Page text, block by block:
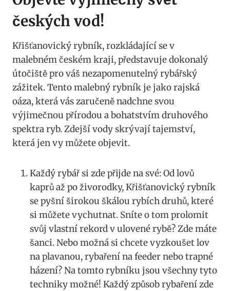
českých vod!
Křišťanovický rybník, rozkládající se v
malebném českém kraji, představuje dokonalý
útočiště pro váš nezapomenutelný rybářský
zážitek. Tento malebný rybník je jako rajská
oáza, která vás zaručeně nadchne svou
výjimečnou přírodou a bohatstvím druhového
spektra ryb. Zdejší vody skrývají tajemství,
která jen vy můžete objevit.
Každý rybář si zde přijde na své: Od lovů
kaprů až po živorodky, Křišťanovický rybník
se pyšní širokou škálou rybích druhů, které
si můžete vychutnat. Sníte o tom prolomit
svůj vlastní rekord v ulovené rybě? Zde máte
šanci. Nebo možná si chcete vyzkoušet lov
na plavanou, rybaření na feeder nebo trapné
házení? Na tomto rybníku jsou všechny tyto
techniky možné! Každý způsob rybaření zde